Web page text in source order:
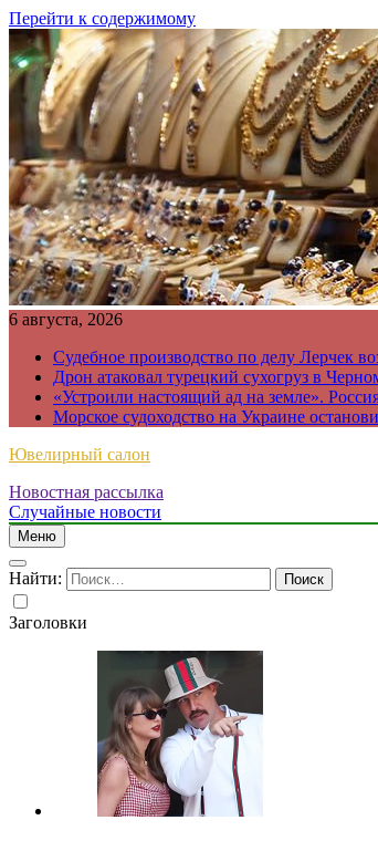
Перейти к содержимому
6 августа, 2026
Судебное производство по делу Лерчек
Дрон атаковал турецкий сухогруз в
«Устроили настоящий ад на земле».
Морское судоходство на Украине
Ювелирный салон
Новостная рассылка
Случайные новости
Меню
Найти:
Заголовки